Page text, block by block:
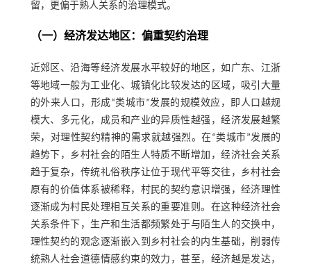
留，更偏于熟人关系的治理模式。
（一）经济发达地区：偏重契约治理
近郊区、沿海等经济发展水平较好的地区，如广东、江浙
等地域一般为工业化、城镇化比较发达的区域，吸引大量
的外来人口，形成“类城市”发展的规模效应，即人口越规
模大、多元化，成员和产业的异质性越强，经济发展越繁
荣，对理性契约精神的需求就越强烈。在“类城市”发展的
趋势下，乡村社会的陌生人特质不断增加，经济社会关系
趋于复杂，传统礼俗秩序让位于现代平等交往，乡村社会
原有的价值体系被稀释，村民的契约意识增强，经济理性
逐渐成为村民处理相互关系的重要准则。在这种经济社会
关系条件下，生产和生活都频繁处于与陌生人的交换中，
理性契约的观念逐渐嵌入到乡村社会的内生基础，削弱传
统熟人社会道德情感约束的效力，甚至，经济越是发达，